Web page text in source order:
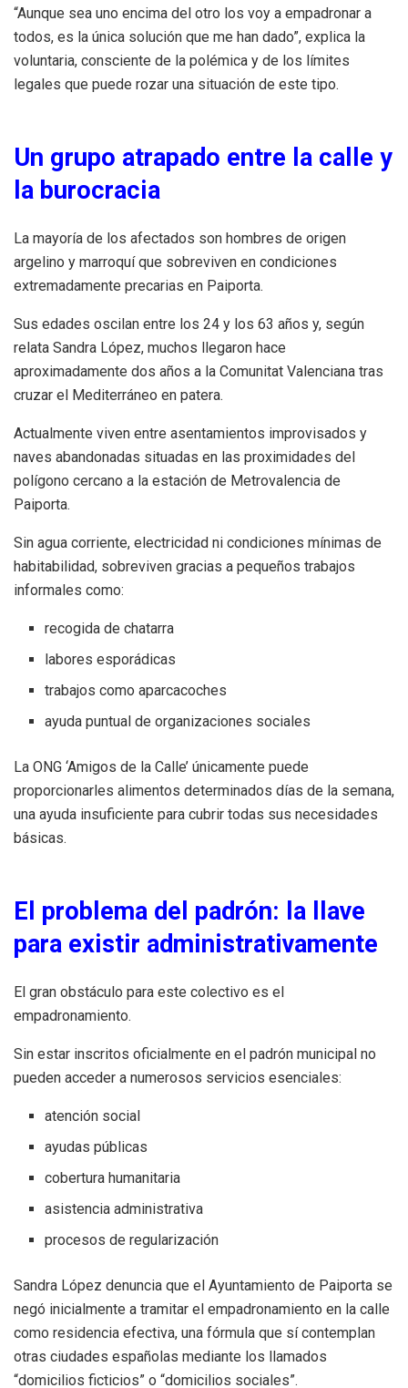
“Aunque sea uno encima del otro los voy a empadronar a
todos, es la única solución que me han dado”, explica la
voluntaria, consciente de la polémica y de los límites
legales que puede rozar una situación de este tipo.
Un grupo atrapado entre la calle y
la burocracia
La mayoría de los afectados son hombres de origen
argelino y marroquí que sobreviven en condiciones
extremadamente precarias en Paiporta.
Sus edades oscilan entre los 24 y los 63 años y, según
relata Sandra López, muchos llegaron hace
aproximadamente dos años a la Comunitat Valenciana tras
cruzar el Mediterráneo en patera.
Actualmente viven entre asentamientos improvisados y
naves abandonadas situadas en las proximidades del
polígono cercano a la estación de Metrovalencia de
Paiporta.
Sin agua corriente, electricidad ni condiciones mínimas de
habitabilidad, sobreviven gracias a pequeños trabajos
informales como:
recogida de chatarra
labores esporádicas
trabajos como aparcacoches
ayuda puntual de organizaciones sociales
La ONG ‘Amigos de la Calle’ únicamente puede
proporcionarles alimentos determinados días de la semana,
una ayuda insuficiente para cubrir todas sus necesidades
básicas.
El problema del padrón: la llave
para existir administrativamente
El gran obstáculo para este colectivo es el
empadronamiento.
Sin estar inscritos oficialmente en el padrón municipal no
pueden acceder a numerosos servicios esenciales:
atención social
ayudas públicas
cobertura humanitaria
asistencia administrativa
procesos de regularización
Sandra López denuncia que el Ayuntamiento de Paiporta se
negó inicialmente a tramitar el empadronamiento en la calle
como residencia efectiva, una fórmula que sí contemplan
otras ciudades españolas mediante los llamados
“domicilios ficticios” o “domicilios sociales”.